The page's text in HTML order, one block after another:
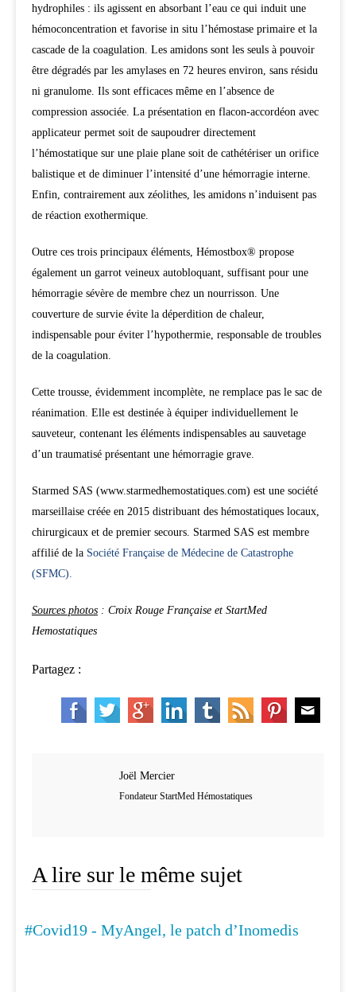
hydrophiles : ils agissent en absorbant l’eau ce qui induit une
hémoconcentration et favorise in situ l’hémostase primaire et la
cascade de la coagulation. Les amidons sont les seuls à pouvoir
être dégradés par les amylases en 72 heures environ, sans résidu
ni granulome. Ils sont efficaces même en l’absence de
compression associée. La présentation en flacon-accordéon avec
applicateur permet soit de saupoudrer directement
l’hémostatique sur une plaie plane soit de cathétériser un orifice
balistique et de diminuer l’intensité d’une hémorragie interne.
Enfin, contrairement aux zéolithes, les amidons n’induisent pas
de réaction exothermique.
Outre ces trois principaux éléments, Hémostbox® propose
également un garrot veineux autobloquant, suffisant pour une
hémorragie sévère de membre chez un nourrisson. Une
couverture de survie évite la déperdition de chaleur,
indispensable pour éviter l’hypothermie, responsable de troubles
de la coagulation.
Cette trousse, évidemment incomplète, ne remplace pas le sac de
réanimation. Elle est destinée à équiper individuellement le
sauveteur, contenant les éléments indispensables au sauvetage
d’un traumatisé présentant une hémorragie grave.
Starmed SAS (www.starmedhemostatiques.com) est une société
marseillaise créée en 2015 distribuant des hémostatiques locaux,
chirurgicaux et de premier secours. Starmed SAS est membre
affilié de la Société Française de Médecine de Catastrophe
(SFMC).
Sources photos : Croix Rouge Française et StartMed
Hemostatiques
Partagez :
Joël Mercier
Fondateur StartMed Hémostatiques
A lire sur le même sujet
MÉDECINE
#Covid19 - MyAngel, le patch d’Inomedis